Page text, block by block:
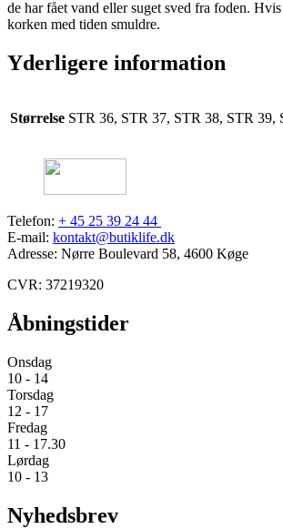
de har fået vand eller suget sved fra foden.
korken med tiden smuldre.
Yderligere information
Størrelse STR 36, STR 37, STR 38, STR 39,
Telefon: + 45 25 39 24 44
E-mail: kontakt@butiklife.dk
Adresse: Nørre Boulevard 58, 4600 Køge
CVR: 37219320
Åbningstider
Onsdag
10 - 14
Torsdag
12 - 17
Fredag
11 - 17.30
Lørdag
10 - 13
Nyhedsbrev